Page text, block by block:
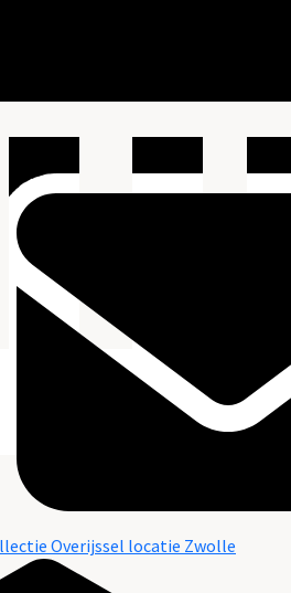
Overijssel locatie Zwolle